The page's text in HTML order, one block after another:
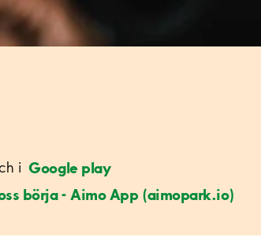
i Google play
börja - Aimo App (aimopark.io)